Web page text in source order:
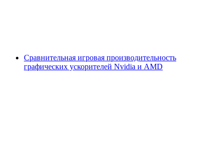
Сравнительная игровая производительность
графических ускорителей Nvidia и AMD